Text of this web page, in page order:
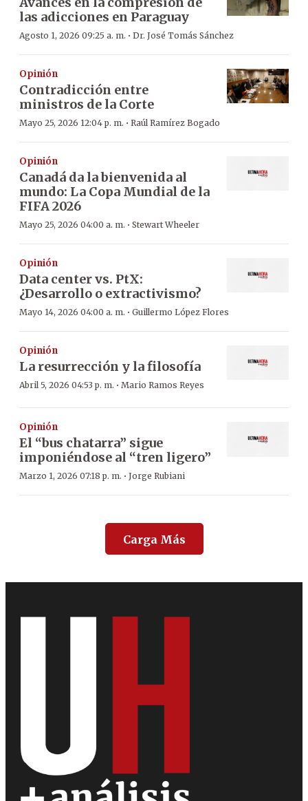
las adicciones en Paraguay
Agosto 1, 2026 09:25 a. m. · Dr. José Tomás Sánchez
Opinión
Contradicción entre
ministros de la Corte
Mayo 25, 2026 12:04 p. m. · Raúl Ramírez Bogado
Opinión
Canadá da la bienvenida al
mundo: La Copa Mundial de la
FIFA 2026
Mayo 25, 2026 04:00 a. m. · Stewart Wheeler
Opinión
Data center vs. PtX:
¿Desarrollo o extractivismo?
Mayo 14, 2026 04:00 a. m. · Guillermo López Flores
Opinión
La resurrección y la filosofía
Abril 5, 2026 04:53 p. m. · Mario Ramos Reyes
Opinión
El “bus chatarra” sigue
imponiéndose al “tren ligero”
Marzo 1, 2026 07:18 p. m. · Jorge Rubiani
Carga Más